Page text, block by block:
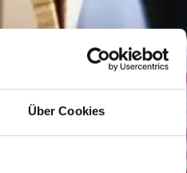
Über Cookies